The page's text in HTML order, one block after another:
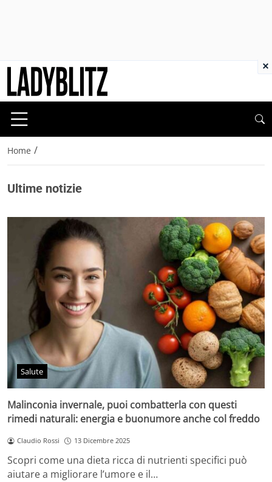
Home /
Ultime notizie
Salute
Malinconia invernale, puoi combatterla con questi
rimedi naturali: energia e buonumore anche col freddo
Claudio Rossi 13 Dicembre 2025
Scopri come una dieta ricca di nutrienti specifici può
aiutare a migliorare l’umore e il…
×